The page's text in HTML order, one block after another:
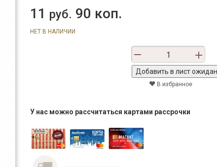
11 руб. 90 коп.
НЕТ В НАЛИЧИИ
В избранное
У нас можно рассчитаться картами рассрочки